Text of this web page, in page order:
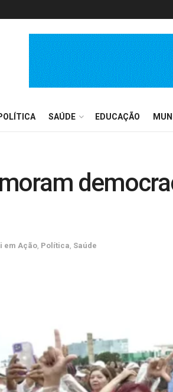
SAÚDE EDUCAÇÃO
em Ação Política Saúde